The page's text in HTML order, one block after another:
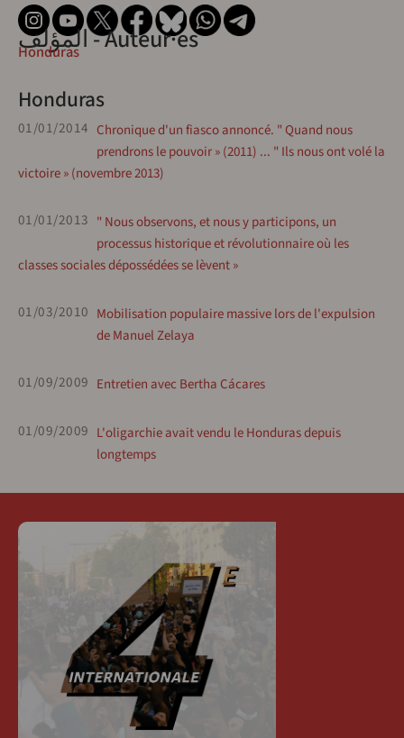
المؤلف - Auteur·es Honduras
Honduras
01/01/2014 Chronique d'un fiasco annoncé. " Quand nous
prendrons le pouvoir » (2011) ... " Ils nous ont volé la
victoire » (novembre 2013)
01/01/2013 " Nous observons, et nous y participons, un
processus historique et révolutionnaire où les
classes sociales dépossédées se lèvent »
01/03/2010 Mobilisation populaire massive lors de l'expulsion
de Manuel Zelaya
01/09/2009 Entretien avec Bertha Cácares
01/09/2009 L'oligarchie avait vendu le Honduras depuis
longtemps